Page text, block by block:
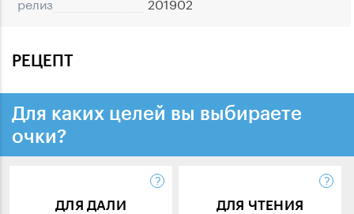
РЕЦЕПТ
Для каких целей вы выбираете
очки?
ДЛЯ ДАЛИ ДЛЯ ЧТЕНИЯ